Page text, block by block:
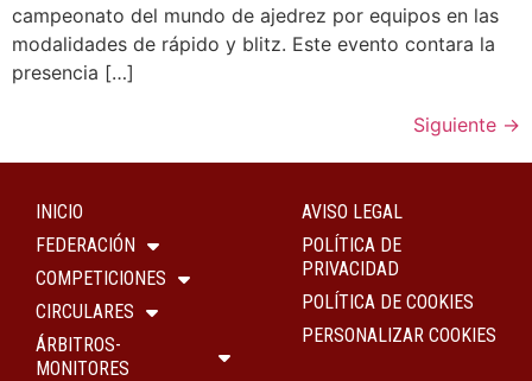
campeonato del mundo de ajedrez por equipos en las
modalidades de rápido y blitz. Este evento contara la
presencia […]
Siguiente →
INICIO
FEDERACIÓN
COMPETICIONES
CIRCULARES
ÁRBITROS-
MONITORES
AVISO LEGAL
POLÍTICA DE
PRIVACIDAD
POLÍTICA DE COOKIES
PERSONALIZAR COOKIES